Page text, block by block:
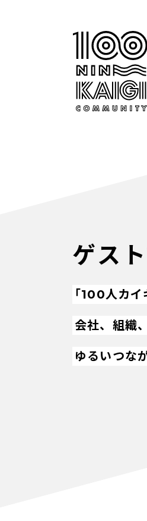
ゲス
「100人カイ
会社、組織
ゆるいつな